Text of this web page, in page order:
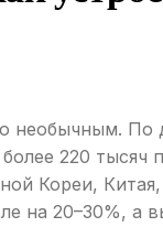
необычным.
220
Кореи,
на 20–30%, а